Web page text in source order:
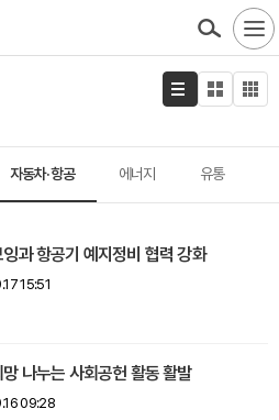
자동차·항공 에너지 유통
과 항공기 예지정비 협력 강화
15:51
나누는 사회공헌 활동 활발
09:28